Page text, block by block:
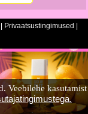
Veebilehe kasutamist
Privaatsustingimused